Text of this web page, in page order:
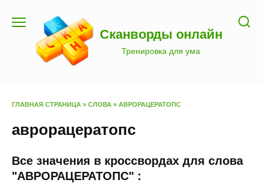
содержанию
Сканворды онлайн
Тренировка для ума
ГЛАВНАЯ СТРАНИЦА » СЛОВА » АВРОРАЦЕРАТОПС
аврорацератопс
Все значения в кроссвордах для слова
"АВРОРАЦЕРАТОПС" :